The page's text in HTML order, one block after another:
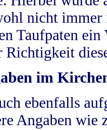
nicht
Taufpaten
Richtigkeit
im
ebenfalls
Angaben wie